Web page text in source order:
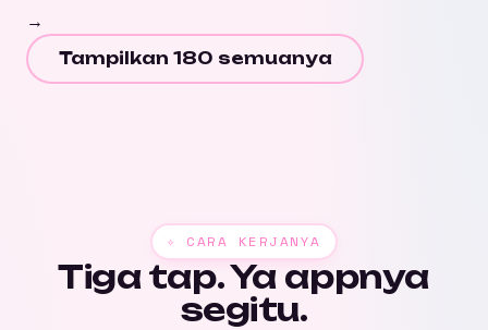
→
Tampilkan 180 semuanya
✧ CARA KERJANYA
Tiga tap. Ya appnya
segitu.